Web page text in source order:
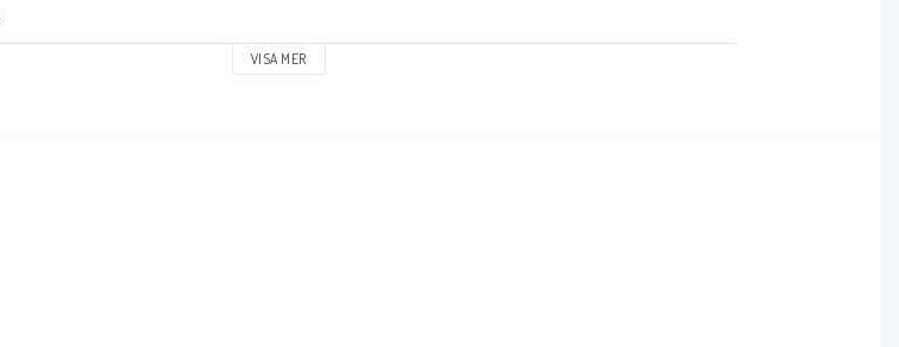
VISA MER